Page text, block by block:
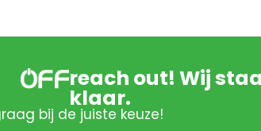
reach out! Wij
klaar.
bij de juiste keuze!